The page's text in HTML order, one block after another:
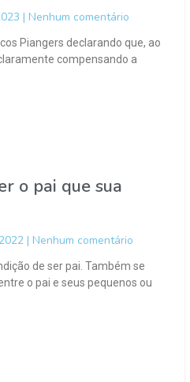
Nenhum comentário
Piangers declarando que, ao
compensando a
o pai que sua
Nenhum comentário
de ser pai. Também se
o pai e seus pequenos ou